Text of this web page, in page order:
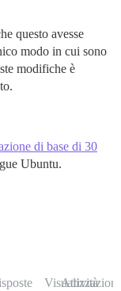
questo avesse
modo in cui sono
modifiche è
di base di 30
Ubuntu.
Visualizzazioni
Attività